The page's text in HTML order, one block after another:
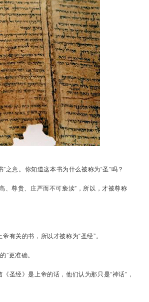
之意。你知道这本书为什么被称为“圣”吗？
、尊贵、庄严而不可亵渎”，所以，才被尊称
有关的书，所以才被称为“圣经”。
”更准确。
圣经》是上帝的话，他们认为那只是“神话”，